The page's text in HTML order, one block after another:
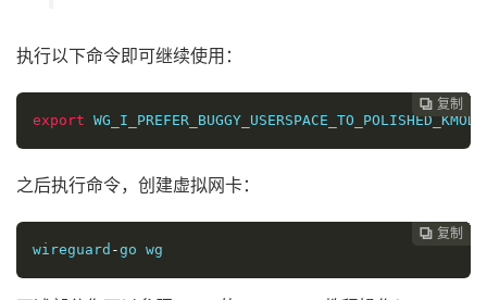
执行以下命令即可继续使用：
 复制
 复制
 复制
 复制
 复制
 复制
 复制
 复制
 复制
 复制
 复制
 复制
 复制
 复制
export WG_I_PREFER_BUGGY_USERSPACE_TO_POLISHED_KMOD
之后执行命令，创建虚拟网卡：
 复制
 复制
 复制
 复制
 复制
 复制
 复制
 复制
 复制
 复制
 复制
 复制
 复制
wireguard -go wg